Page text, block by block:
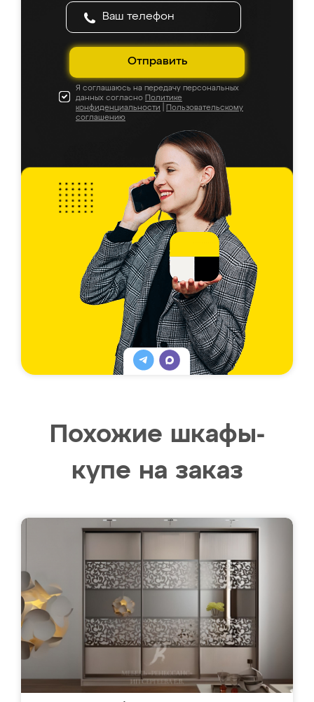
Отправить
Я соглашаюсь на передачу персональных
данных согласно Политике
конфиденциальности
Пользовательскому
соглашению
Похожие шкафы-
купе на заказ